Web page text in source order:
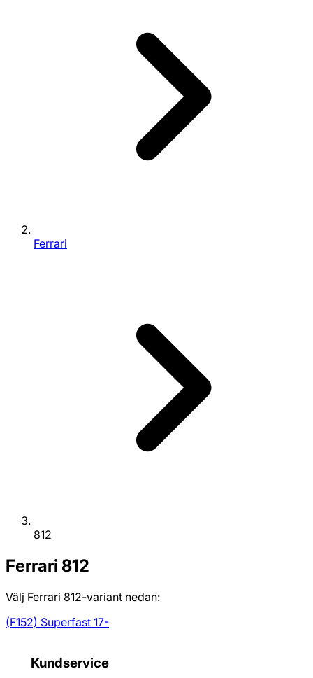
Ferrari
812
Ferrari 812
Välj Ferrari 812-variant nedan:
(F152) Superfast 17-
Kundservice